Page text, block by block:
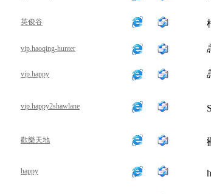
英俊谷
vip.haoqing-hunter
vip.happy
vip.happy2shawlane
歡樂天地
happy